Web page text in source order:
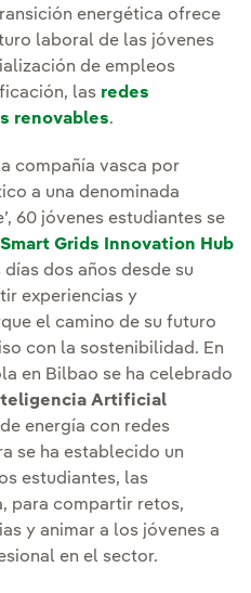
energética ofrece
laboral de las jóvenes
de empleos
las redes
renovables.
compañía vasca por
a una denominada
60 jóvenes estudiantes se
Grids Innovation Hub
dos años desde su
experiencias y
el camino de su futuro
con la sostenibilidad. En
en Bilbao se ha celebrado
Artificial
energía con redes
se ha establecido un
estudiantes, las
para compartir retos,
y animar a los jóvenes a
en el sector.